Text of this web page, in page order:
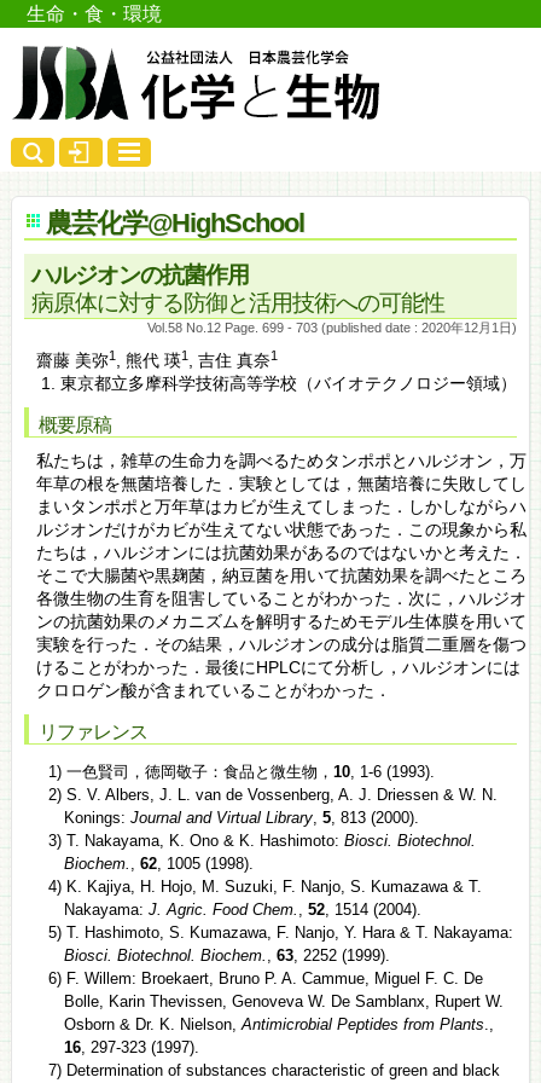
生命・食・環境
農芸化学@HighSchool
ハルジオンの抗菌作用
病原体に対する防御と活用技術への可能性
Vol.58 No.12 Page. 699 - 703 (published date : 2020年12月1日)
齋藤 美弥1, 熊代 瑛1, 吉住 真奈1
東京都立多摩科学技術高等学校（バイオテクノロジー領域）
概要原稿
私たちは，雑草の生命力を調べるためタンポポとハルジオン，万
年草の根を無菌培養した．実験としては，無菌培養に失敗してし
まいタンポポと万年草はカビが生えてしまった．しかしながらハ
ルジオンだけがカビが生えてない状態であった．この現象から私
たちは，ハルジオンには抗菌効果があるのではないかと考えた．
そこで大腸菌や黒麹菌，納豆菌を用いて抗菌効果を調べたところ
各微生物の生育を阻害していることがわかった．次に，ハルジオ
ンの抗菌効果のメカニズムを解明するためモデル生体膜を用いて
実験を行った．その結果，ハルジオンの成分は脂質二重層を傷つ
けることがわかった．最後にHPLCにて分析し，ハルジオンには
クロロゲン酸が含まれていることがわかった．
リファレンス
1) 一色賢司，徳岡敬子：食品と微生物， 10, 1-6 (1993).
2) S. V. Albers, J. L. van de Vossenberg, A. J. Driessen & W. N.
Konings: Journal and Virtual Library, 5, 813 (2000).
3) T. Nakayama, K. Ono & K. Hashimoto: Biosci. Biotechnol.
Biochem.
62, 1005 (1998).
4) K. Kajiya, H. Hojo, M. Suzuki, F. Nanjo, S. Kumazawa & T.
Nakayama: J. Agric. Food Chem. 52, 1514 (2004).
5) T. Hashimoto, S. Kumazawa, F. Nanjo, Y. Hara & T. Nakayama:
Biosci. Biotechnol. Biochem.
63, 2252 (1999).
6) F. Willem: Broekaert, Bruno P. A. Cammue, Miguel F. C. De
Bolle, Karin Thevissen, Genoveva W. De Samblanx, Rupert W.
Osborn & Dr. K. Nielson, Antimicrobial Peptides from Plants
16, 297-323 (1997).
7) Determination of substances characteristic of green and black